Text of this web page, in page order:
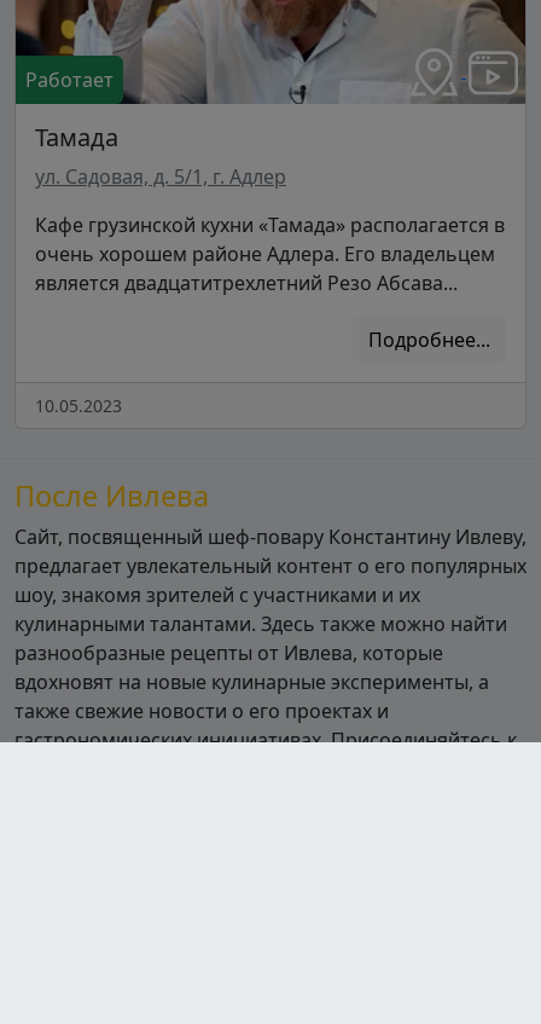
Работает
Тамада
ул. Садовая, д. 5/1, г. Адлер
Кафе грузинской кухни «Тамада» располагается в
очень хорошем районе Адлера. Его владельцем
является двадцатитрехлетний Резо Абсава...
Подробнее...
10.05.2023
После Ивлева
Сайт, посвященный шеф-повару Константину Ивлеву,
предлагает увлекательный контент о его популярных
шоу, знакомя зрителей с участниками и их
кулинарными талантами. Здесь также можно найти
разнообразные рецепты от Ивлева, которые
вдохновят на новые кулинарные эксперименты, а
также свежие новости о его проектах и
гастрономических инициативах. Присоединяйтесь к